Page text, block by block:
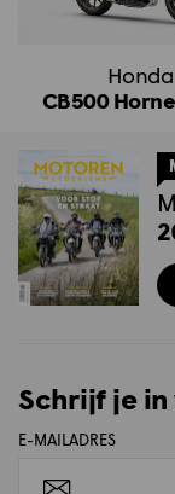
Honda
CB500
Schrijf je
E-MAILADRES